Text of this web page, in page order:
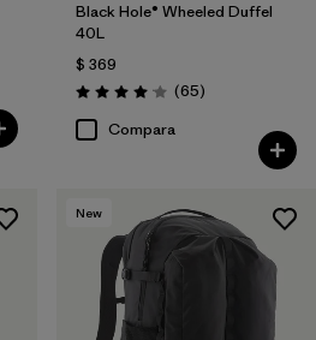
Black Hole® Wheeled Duffel
40L
$ 369
Valoración: 4.1 / 5
(65Comentarios
)
Compara
New